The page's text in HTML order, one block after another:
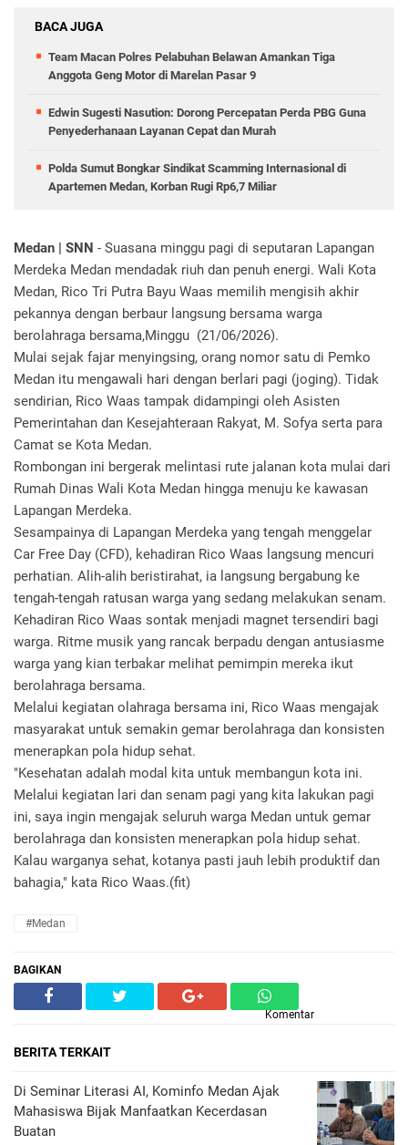
BACA JUGA
Team Macan Polres Pelabuhan Belawan Amankan Tiga
Anggota Geng Motor di Marelan Pasar 9
Edwin Sugesti Nasution: Dorong Percepatan Perda PBG Guna
Penyederhanaan Layanan Cepat dan Murah
Polda Sumut Bongkar Sindikat Scamming Internasional di
Apartemen Medan, Korban Rugi Rp6,7 Miliar
Medan | SNN - Suasana minggu pagi di seputaran Lapangan
Merdeka Medan mendadak riuh dan penuh energi. Wali Kota
Medan, Rico Tri Putra Bayu Waas memilih mengisih akhir
pekannya dengan berbaur langsung bersama warga
berolahraga bersama,Minggu (21/06/2026).
​Mulai sejak fajar menyingsing, orang nomor satu di Pemko
Medan itu mengawali hari dengan berlari pagi (joging). Tidak
sendirian, Rico Waas tampak didampingi oleh Asisten
Pemerintahan dan Kesejahteraan Rakyat, M. Sofya serta para
Camat se Kota Medan.
Rombongan ini bergerak melintasi rute jalanan kota mulai dari
Rumah Dinas Wali Kota Medan hingga menuju ke kawasan
Lapangan Merdeka.
Sesampainya di Lapangan Merdeka yang tengah menggelar
Car Free Day (CFD), kehadiran Rico Waas langsung mencuri
perhatian. Alih-alih beristirahat, ia langsung bergabung ke
tengah-tengah ratusan warga yang sedang melakukan senam.
Kehadiran Rico Waas sontak menjadi magnet tersendiri bagi
warga. Ritme musik yang rancak berpadu dengan antusiasme
warga yang kian terbakar melihat pemimpin mereka ikut
berolahraga bersama.
Melalui kegiatan olahraga bersama ini, Rico Waas mengajak
masyarakat untuk semakin gemar berolahraga dan konsisten
menerapkan pola hidup sehat.
"Kesehatan adalah modal kita untuk membangun kota ini.
Melalui kegiatan lari dan senam pagi yang kita lakukan pagi
ini, saya ingin mengajak seluruh warga Medan untuk gemar
berolahraga dan konsisten menerapkan pola hidup sehat.
Kalau warganya sehat, kotanya pasti jauh lebih produktif dan
bahagia," kata Rico Waas.(fit)
#Medan
BAGIKAN
Komentar
BERITA TERKAIT
Di Seminar Literasi AI, Kominfo Medan Ajak
Mahasiswa Bijak Manfaatkan Kecerdasan
Buatan